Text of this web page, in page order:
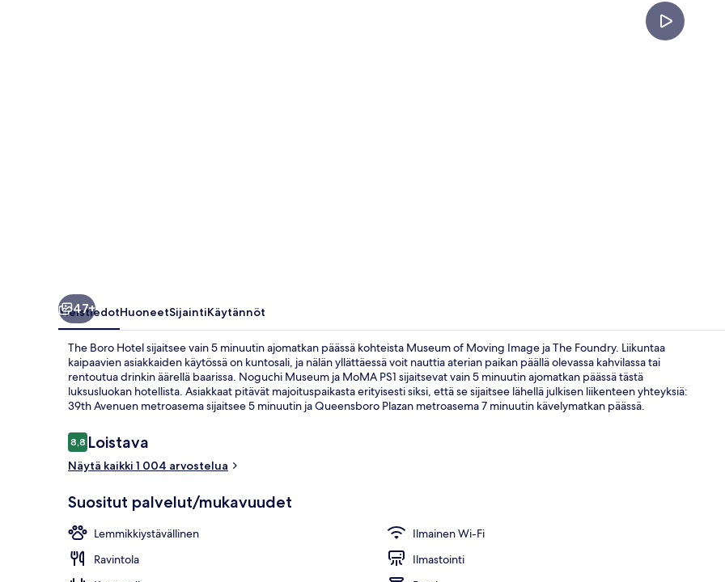
47+
YleistiedotHuoneetSijaintiKäytännöt
The Boro Hotel sijaitsee vain 5 minuutin ajomatkan päässä kohteista Museum of Moving Image ja The Foundry. Liikuntaa
kaipaavien asiakkaiden käytössä on kuntosali, ja nälän yllättäessä voit nauttia aterian paikan päällä olevassa kahvilassa tai
rentoutua drinkin äärellä baarissa. Noguchi Museum ja MoMA PS1 sijaitsevat vain 5 minuutin ajomatkan päässä tästä
luksusluokan hotellista. Asiakkaat pitävät majoituspaikasta erityisesti siksi, että se sijaitsee lähellä julkisen liikenteen yhteyksiä:
39th Avenuen metroasema sijaitsee 5 minuutin ja Queensboro Plazan metroasema 7 minuutin kävelymatkan päässä.
Arvostelut
8,88,8 kautta 10.
Loistava
Näytä kaikki 1 004 arvostelua
Suositut palvelut/mukavuudet
Lemmikkiystävällinen
Ilmainen Wi-Fi
Ravintola
Ilmastointi